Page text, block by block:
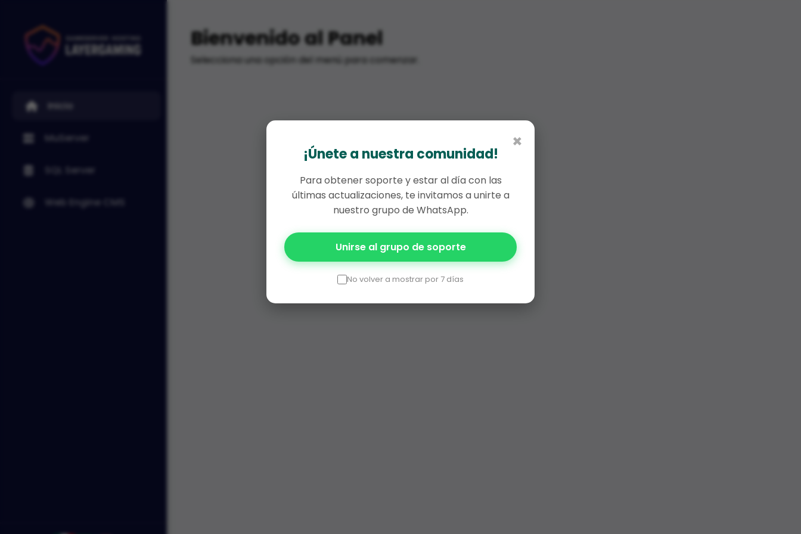
Inicio
MuServer
SQL Server
Web Engine CMS
×
¡Únete a nuestra comunidad!
Para obtener soporte y estar al día con las
últimas actualizaciones, te invitamos a unirte a
nuestro grupo de WhatsApp.
Unirse al grupo de soporte
No volver a mostrar por 7 días
Bienvenido al Panel
Selecciona una opción del menú para comenzar.